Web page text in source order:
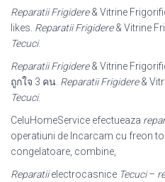
Reparatii Frigidere& Vitrine
likes. Reparatii Frigidere& Vitrine
Tecuci.
Reparatii Frigidere& Vitrine
ถูกใจ 3 คน. Reparatii Frigidere&
Tecuci.
CeluHomeService efectueaza
operatiuni de Incarcam cu freon
congelatoare, combine,
Reparatiielectrocasnice Tecuci–